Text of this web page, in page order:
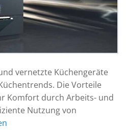
vernetzte Küchengeräte
Die Vorteile
Komfort durch Arbeits- und
Nutzung von